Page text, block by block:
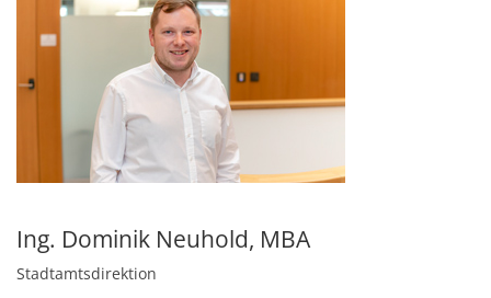
Leitbild
Finanzen
Amtstafel
Fotogalerien
Gesundheit
Soziales
Jugend
Institutionen & Vereine
Kultur & Tourismus
Tourismusbüro & Kulturzentrum
Veranstaltungskalender
Sehenswertes
Wirtschaftsservice
Standortinformationen
Strategische Lage
Ing. Dominik Neuhold, MBA
Stadtamtsdirektion